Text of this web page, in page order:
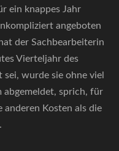
ein knappes Jahr
angeboten
der Sachbearbeiterin
Vierteljahr des
wurde sie ohne viel
abgemeldet, sprich, für
anderen Kosten als die